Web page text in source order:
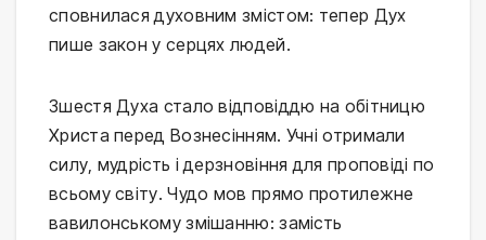
сповнилася духовним змістом: тепер Дух
пише закон у серцях людей.
Зшестя Духа стало відповіддю на обітницю
Христа перед Вознесінням. Учні отримали
силу, мудрість і дерзновіння для проповіді по
всьому світу. Чудо мов прямо протилежне
вавилонському змішанню: замість